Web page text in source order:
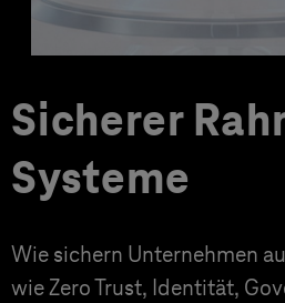
Sicherer
Systeme
Wie sichern Unternehmen
wie Zero Trust, Identität,